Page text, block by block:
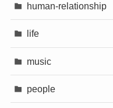
human-relationship
life
music
people